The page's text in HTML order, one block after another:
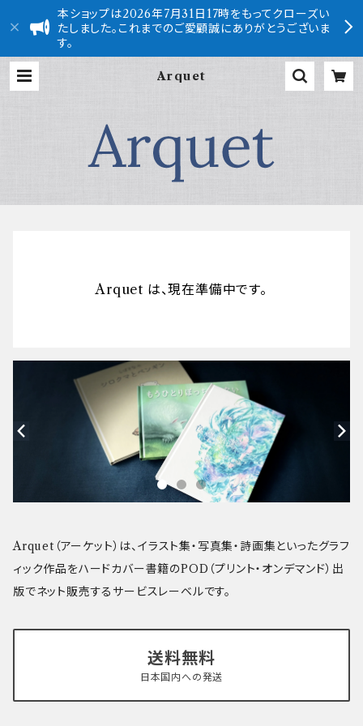
本ショップは2026年7月31日17時をもってクローズい
たしました。これまでのご愛顧誠にありがとうございま
す。
Arquet
Arquet は、現在準備中です。
Arquet（アーケット）は、イラスト集・写真集・詩画集といったグラフ
ィック作品をハードカバー書籍のPOD（プリント・オンデマンド）出
版でネット販売するサービスレーベルです。
送料無料
日本国内への発送